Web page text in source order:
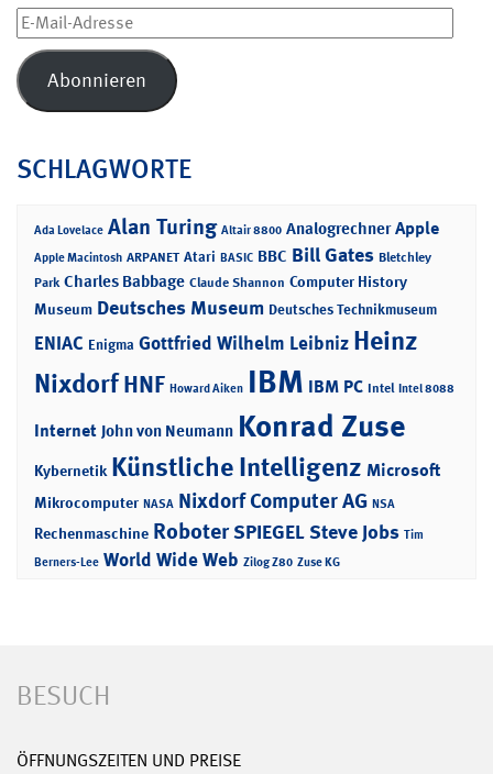
E-
Mail-
Adresse
Abonnieren
SCHLAGWORTE
Ada Lovelace Alan Turing Altair 8800 Analogrechner Apple
Apple Macintosh ARPANET Atari BASIC BBC Bill Gates Bletchley
Park Charles Babbage Claude Shannon Computer History
Museum Deutsches Museum Deutsches Technikmuseum
ENIAC Enigma Gottfried Wilhelm Leibniz Heinz
NixdorfHNF Howard Aiken IBM IBM PC Intel Intel 8088
Internet John von Neumann Konrad Zuse
Kybernetik Künstliche Intelligenz Microsoft
Mikrocomputer NASA Nixdorf Computer AG NSA
Rechenmaschine RoboterSPIEGELSteve Jobs Tim
Berners-Lee World Wide Web Zilog Z80 Zuse KG
BESUCH
ÖFFNUNGSZEITEN UND PREISE